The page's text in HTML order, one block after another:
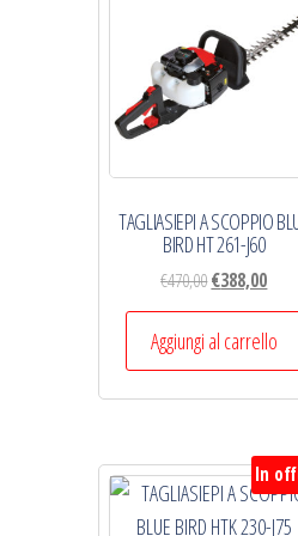
TAGLIASIEPI A SCOPPIO
BIRD HT 261-J60
€470,00Il
prezzo
originale
era:
€470,00.
€388,00Il
attuale
è:
Aggiungi al carrello
In